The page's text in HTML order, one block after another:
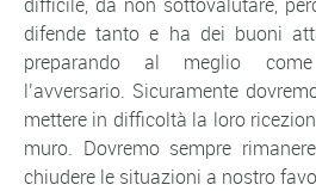
difende tanto e ha dei buoni
preparando al meglio
l’avversario. Sicuramente
mettere in difficoltà la loro
muro. Dovremo sempre
chiudere le situazioni a nostro